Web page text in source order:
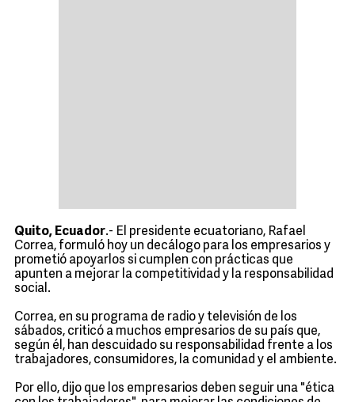
Quito, Ecuador.- El presidente ecuatoriano, Rafael
Correa, formuló hoy un decálogo para los empresarios y
prometió apoyarlos si cumplen con prácticas que
apunten a mejorar la competitividad y la responsabilidad
social.
Correa, en su programa de radio y televisión de los
sábados, criticó a muchos empresarios de su país que,
según él, han descuidado su responsabilidad frente a los
trabajadores, consumidores, la comunidad y el ambiente.
Por ello, dijo que los empresarios deben seguir una "ética